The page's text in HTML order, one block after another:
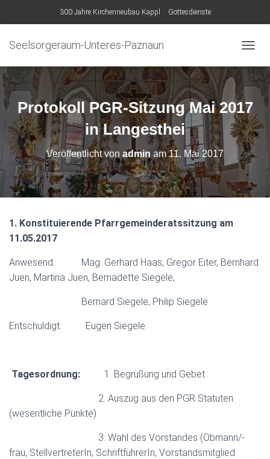
300 Jahre Kirchenneubau Kappl Gottesdienste
Seelsorgeraum-Unteres-Paznaun
A
V
I
G
A
T
I
O
N
M
S
E
Protokoll PGR-Sitzung Mai 2017
in Langesthei
Veröffentlicht von admin am11. Mai 2017
1. Konstituierende Pfarrgemeinderatssitzung am
11.05.2017
Anwesend: Mag. Gerhard Haas, Gregor Eiter, Bernhard
Juen, Martina Juen, Bernadette Siegele,
Bernard Siegele, Philip Siegele
Entschuldigt: Eugen Siegele
Tagesordnung: 1. Begrüßung und Gebet
2. Auszug aus den PGR Statuten
(wesentliche Punkte)
3. Wahl des Vorstandes (Obmann/-
frau, StellvertreterIn, SchriftführerIn, Vorstandsmitglied